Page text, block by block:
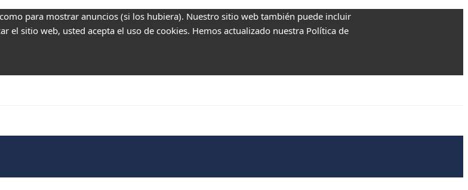
para mostrar anuncios (si los hubiera). Nuestro sitio web también puede incluir
el sitio web, usted acepta el uso de cookies. Hemos actualizado nuestra Política de